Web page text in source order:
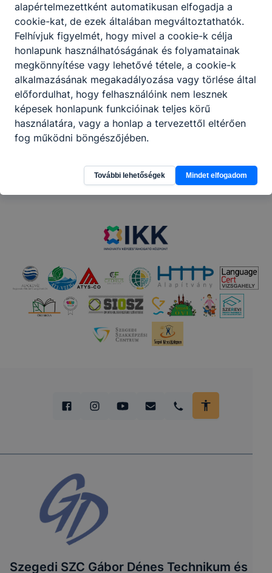
Megosztás
Partnereink
Szegedi SZC Gábor Dénes Technikum és
alapértelmezettként automatikusan elfogadja a
cookie-kat, de ezek általában megváltoztathatók.
Felhívjuk figyelmét, hogy mivel a cookie-k célja
honlapunk használhatóságának és folyamatainak
megkönnyítése vagy lehetővé tétele, a cookie-k
alkalmazásának megakadályozása vagy törlése által
előfordulhat, hogy felhasználóink nem lesznek
képesek honlapunk funkcióinak teljes körű
használatára, vagy a honlap a tervezettől eltérően
fog működni böngészőjében.
További lehetőségek Mindet elfogadom